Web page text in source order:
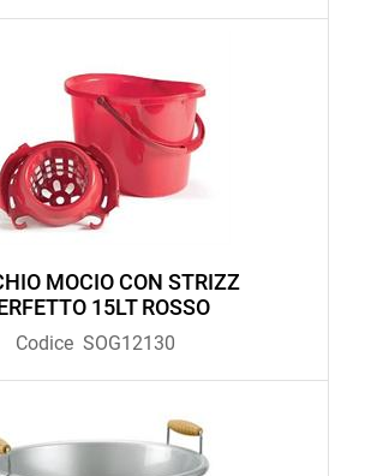
MOCIO CON STRIZZ
15LT ROSSO
Codice SOG12130